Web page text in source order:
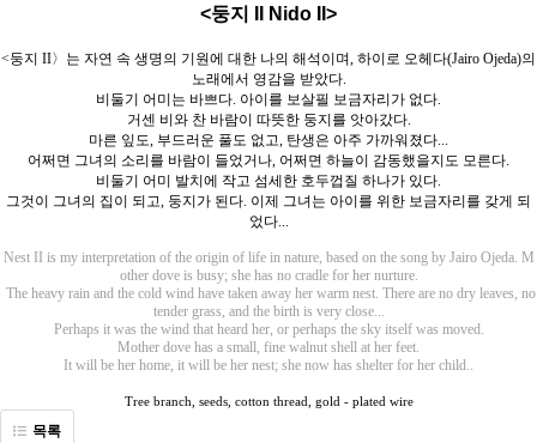
<둥지 II Nido II>
<둥지 II〉 는 자연 속 생명의 기원에 대한 나의 해석이며, 하이로 오헤다(Jairo Ojeda)의
노래에서 영감을 받았다.
비둘기 어미는 바쁘다. 아이를 보살필 보금자리가 없다.
거센 비와 찬 바람이 따뜻한 둥지를 앗아갔다.
마른 잎도, 부드러운 풀도 없고, 탄생은 아주 가까워졌다...
어쩌면 그녀의 소리를 바람이 들었거나, 어쩌면 하늘이 감동했을지도 모른다.
비둘기 어미 발치에 작고 섬세한 호두껍질 하나가 있다.
그것이 그녀의 집이 되고, 둥지가 된다. 이제 그녀는 아이를 위한 보금자리를 갖게 되
었다...
Nest II is my interpretation of the origin of life in nature, based on the song by Jairo Ojeda. M
other dove is busy; she has no cradle for her nurture.
The heavy rain and the cold wind have taken away her warm nest. There are no dry leaves, no
tender grass, and the birth is very close...
Perhaps it was the wind that heard her, or perhaps the sky itself was moved.
Mother dove has a small, fine walnut shell at her feet.
It will be her home, it will be her nest; she now has shelter for her child..
Tree branch, seeds, cotton thread, gold - plated wire
목록